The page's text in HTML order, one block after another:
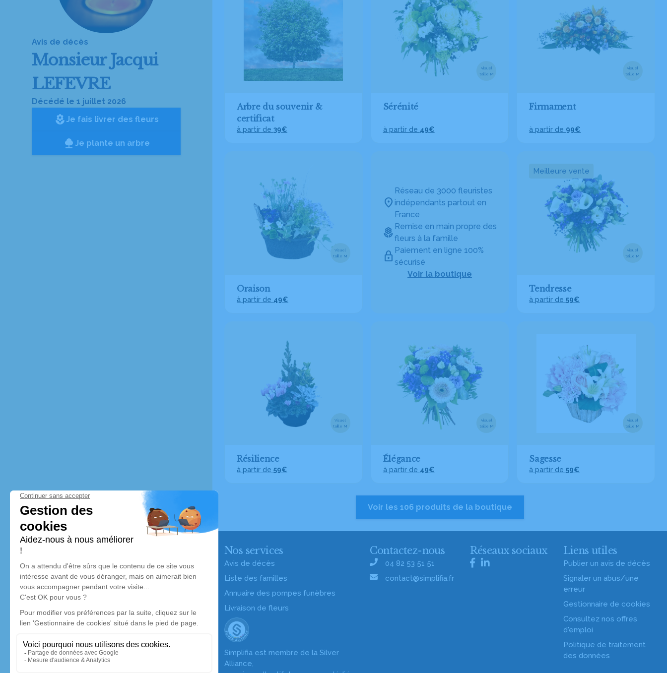
Avis de décès
Monsieur Jacqui
LEFEVRE
Décédé le 1 juillet 2026
local_florist Je fais livrer des fleurs
Je plante un arbre
Réseau de 3000 fleuristes
indépendants partout en
France
Remise en main propre des
fleurs à la famille
Paiement en ligne 100%
sécurisé
Voir la boutique
Arbre du souvenir &
certificat
à partir de 39€
Visuel
taille M
Sérénité
à partir de 49€
Visuel
taille M
Firmament
à partir de 99€
Visuel
taille M
Oraison
à partir de 49€
Meilleure vente
Visuel
taille M
Tendresse
à partir de59€
Visuel
taille M
Résilience
à partir de 59€
Visuel
taille M
Élégance
à partir de 49€
Visuel
taille M
Sagesse
à partir de59€
Voir les 106 produits de la boutique
Nos services
Avis de décès
Liste des familles
Annuaire des pompes funèbres
Livraison de fleurs
Simplifia est membre de la Silver
Alliance,
Contactez-nous
04 82 53 51 51
contact@simplifia.fr
Réseaux sociaux Liens utiles
Publier un avis de décès
Signaler un abus/une
erreur
Gestionnaire de cookies
Consultez nos offres
d'emploi
Politique de traitement
des données